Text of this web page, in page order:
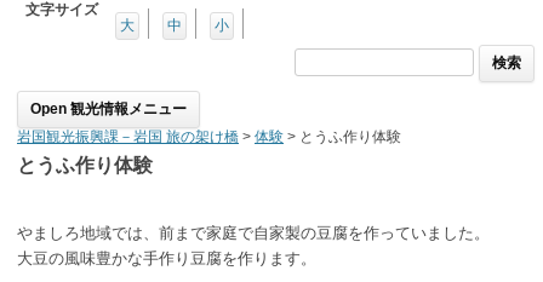
文字サイズ
小
中
大
検
Skip to content
岩国観光振興課－岩国 旅の架け橋 > 体験 > とうふ作り体験
とうふ作り体験
やましろ地域では、前まで家庭で自家製の豆腐を作っていました。
大豆の風味豊かな手作り豆腐を作ります。